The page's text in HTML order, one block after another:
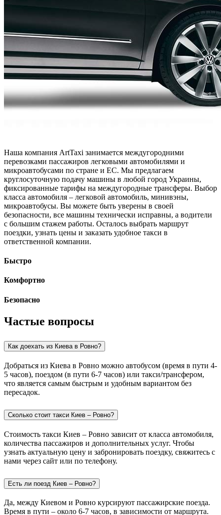
Наша компания ArtTaxi занимается междугородними
перевозками пассажиров легковыми автомобилями и
микроавтобусами по стране и ЕС. Мы предлагаем
круглосуточную подачу машины в любой город Украины,
фиксированные тарифы на междугородные трансферы. Выбор
класса автомобиля – легковой автомобиль, минивэны,
микроавтобусы. Вы можете быть уверены в своей
безопасности, все машины технически исправны, а водители
с большим стажем работы. Осталось выбрать маршрут
поездки, узнать цены и заказать удобное такси в
ответственной компании.
Быстро
Комфортно
Безопасно
Частые вопросы
Как доехать из Киева в Ровно?
Добраться из Киева в Ровно можно автобусом (время в пути 4-
5 часов), поездом (в пути 6-7 часов) или такси/трансфером,
что является самым быстрым и удобным вариантом без
пересадок.
Сколько стоит такси Киев – Ровно?
Стоимость такси Киев – Ровно зависит от класса автомобиля,
количества пассажиров и дополнительных услуг. Чтобы
узнать актуальную цену и забронировать поездку, свяжитесь с
нами через сайт или по телефону.
Есть ли поезд Киев – Ровно?
Да, между Киевом и Ровно курсируют пассажирские поезда.
Время в пути – около 6-7 часов, в зависимости от маршрута.